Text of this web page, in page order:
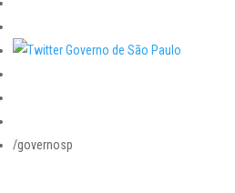
/governosp